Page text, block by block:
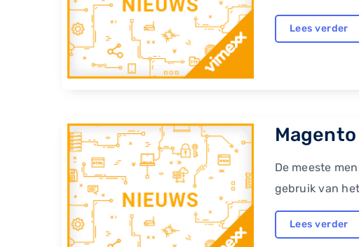
Lees verder
De meeste
gebruik van
Lees verder